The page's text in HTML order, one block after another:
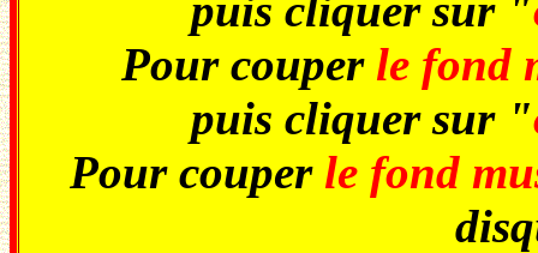
Pour couper le fond
puis cliquer sur "
Pour couper le fond